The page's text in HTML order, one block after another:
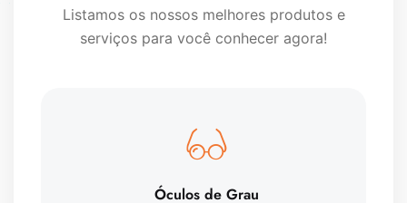
Listamos os nossos melhores produtos e
serviços para você conhecer agora!
Óculos de Grau